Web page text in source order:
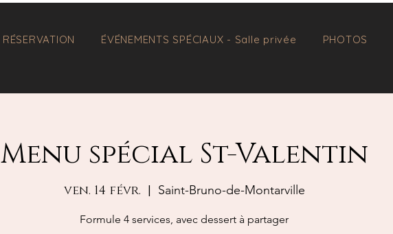
RÉSERVATION ÉVÉNEMENTS SPÉCIAUX - Salle privée PHOTOS
Menu spécial St-Valentin
ven. 14 févr.
  |
Saint-Bruno-de-Montarville
Formule 4 services, avec dessert à partager